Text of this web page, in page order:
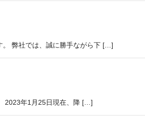
。 弊社では、誠に勝手ながら下 […]
2023年1月25日現在、降 […]